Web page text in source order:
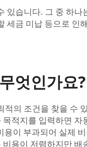
습니다. 그 중 하
금 미납 등으로 인
엇인가요?
의 조건을 찾을 수
적지를 입력하면
이 부과되어 실제
용이 저렴하지만